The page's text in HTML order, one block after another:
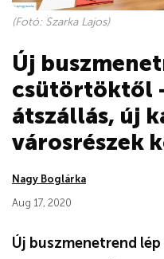
(Fotó: Szarka Lajos)
Új
csütörtöktől
átszállás, új
városrészek
Nagy Boglárka
Aug 17, 2020
Új buszmenetrend